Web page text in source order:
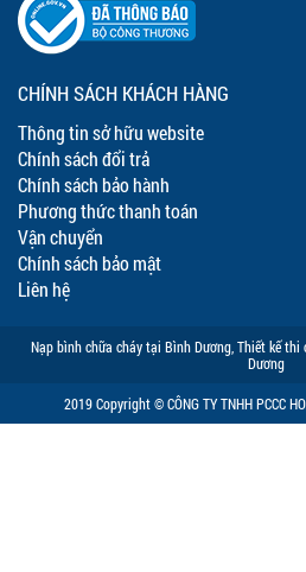
CHÍNH SÁCH KHÁCH HÀNG
Thông tin sở hữu website
Chính sách đổi trả
Chính sách bảo hành
Phương thức thanh toán
Vận chuyển
Chính sách bảo mật
Liên hệ
Nạp bình chữa cháy tại Bình Dương, Thiết kế thi
Dương
2019 Copyright © CÔNG TY TNHH PCCC